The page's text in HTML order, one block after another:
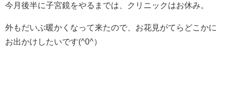
今月後半に子宮鏡をやるまでは、クリニックはお休み。
外もだいぶ暖かくなって来たので、お花見がてらどこかに
お出かけしたいです(^0^）